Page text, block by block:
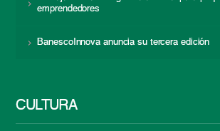
emprendedores
BanescoInnova anuncia su tercera edición
CULTURA